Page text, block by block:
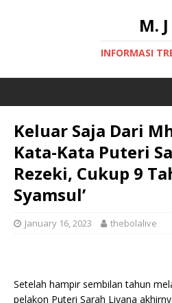
M. J
INFORMASI
Keluar Saja Dari
Kata-Kata Puteri
Rezeki, Cukup 9
Syamsul’
January 16, 2023 thebolalive
Setelah hampir sembilan tahun
pelakon Puteri Sarah Liyana